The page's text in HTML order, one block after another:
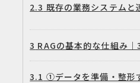
2.3 既存の業務システムと
3 RAGの基本的な仕組み
3.1 ①データを準備・整形